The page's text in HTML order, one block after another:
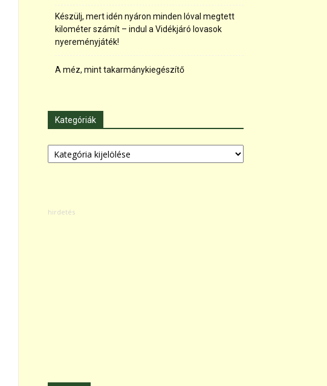
Készülj, mert idén nyáron minden lóval megtett
kilométer számít – indul a Vidékjáró lovasok
nyereményjáték!
A méz, mint takarmánykiegészítő
Kategóriák
Kategóriák